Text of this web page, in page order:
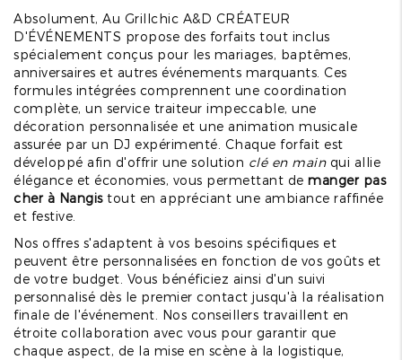
Absolument, Au Grillchic A&D CRÉATEUR
D'ÉVÉNEMENTS propose des forfaits tout inclus
spécialement conçus pour les mariages, baptêmes,
anniversaires et autres événements marquants. Ces
formules intégrées comprennent une coordination
complète, un service traiteur impeccable, une
décoration personnalisée et une animation musicale
assurée par un DJ expérimenté. Chaque forfait est
développé afin d'offrir une solution clé en mainqui allie
élégance et économies, vous permettant de manger pas
cher à Nangistout en appréciant une ambiance raffinée
et festive.
Nos offres s'adaptent à vos besoins spécifiques et
peuvent être personnalisées en fonction de vos goûts et
de votre budget. Vous bénéficiez ainsi d'un suivi
personnalisé dès le premier contact jusqu'à la réalisation
finale de l'événement. Nos conseillers travaillent en
étroite collaboration avec vous pour garantir que
chaque aspect, de la mise en scène à la logistique,